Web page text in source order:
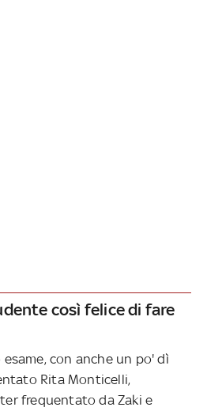
così felice di fare
con anche un po' dì
Rita Monticelli,
frequentato da Zaki e